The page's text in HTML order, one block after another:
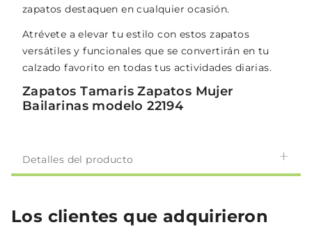
zapatos destaquen en cualquier ocasión.
Atrévete a elevar tu estilo con estos zapatos
versátiles y funcionales que se convertirán en tu
calzado favorito en todas tus actividades diarias.
Zapatos Tamaris Zapatos Mujer
Bailarinas modelo 22194
Detalles del producto
Los clientes que adquirieron